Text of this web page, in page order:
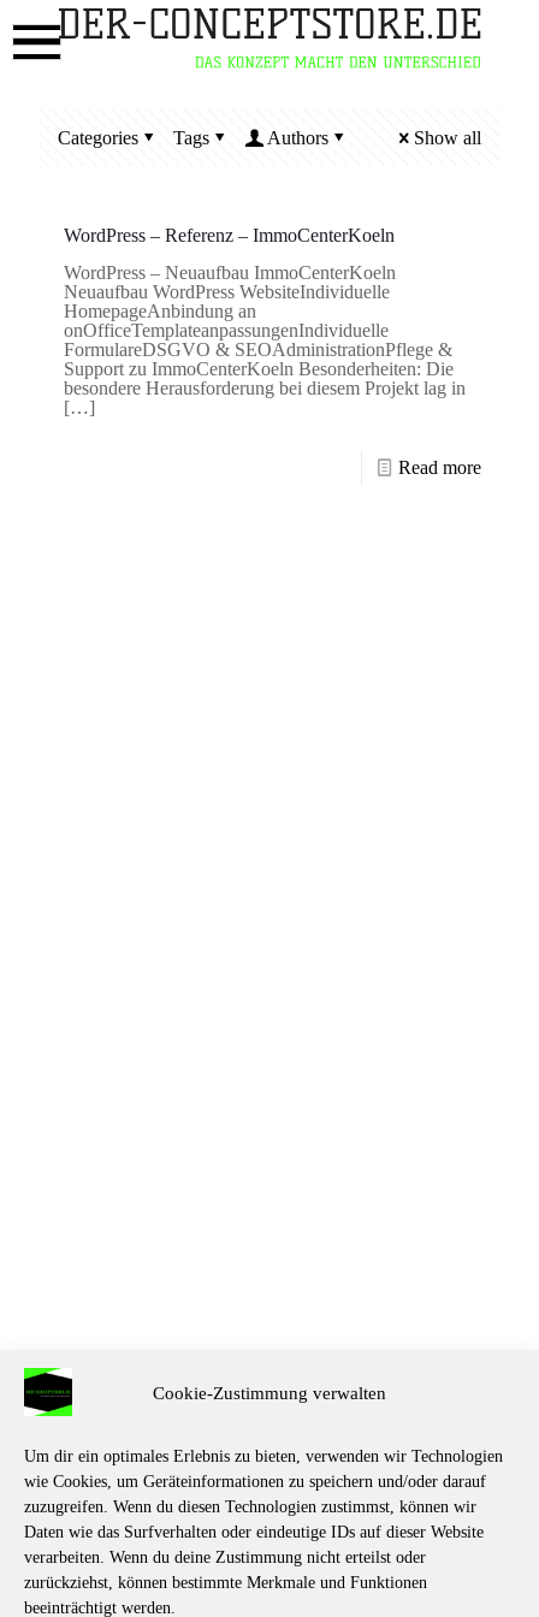
Cookie-Zustimmung verwalten
Um dir ein optimales Erlebnis zu bieten, verwenden wir Technologien
wie Cookies, um Geräteinformationen zu speichern und/oder darauf
zuzugreifen. Wenn du diesen Technologien zustimmst, können wir
Daten wie das Surfverhalten oder eindeutige IDs auf dieser Website
verarbeiten. Wenn du deine Zustimmung nicht erteilst oder
zurückziehst, können bestimmte Merkmale und Funktionen
beeinträchtigt werden.
Categories Tags Authors Show all
WordPress – Referenz – ImmoCenterKoeln
WordPress – Neuaufbau ImmoCenterKoeln
Neuaufbau WordPress WebsiteIndividuelle
HomepageAnbindung an
onOfficeTemplateanpassungenIndividuelle
FormulareDSGVO & SEOAdministrationPflege &
Support zu ImmoCenterKoeln Besonderheiten: Die
besondere Herausforderung bei diesem Projekt lag in
[…]
Read more